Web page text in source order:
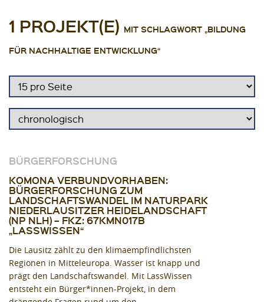
1 PROJEKT(E) MIT SCHLAGWORT „BILDUNG
FÜR NACHHALTIGE ENTWICKLUNG“
BÜRGERFORSCHUNG
KOMONA VERBUNDVORHABEN:
BÜRGERFORSCHUNG ZUM
LANDSCHAFTSWANDEL IM NATURPARK
NIEDERLAUSITZER HEIDELANDSCHAFT
(NP NLH) – FKZ: 67KMN017B
„LASSWISSEN“
Die Lausitz zählt zu den klimaempfindlichsten
Regionen in Mitteleuropa. Wasser ist knapp und
prägt den Landschaftswandel. Mit LassWissen
entsteht ein Bürger*innen-Projekt, in dem